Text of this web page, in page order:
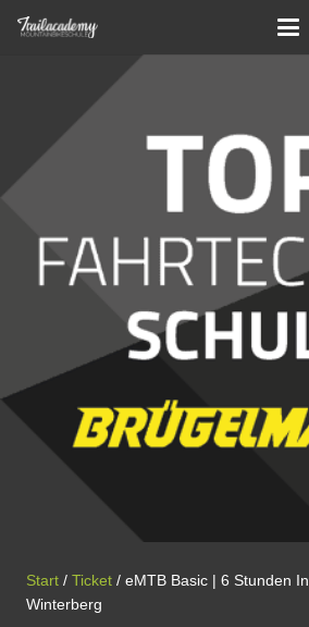
Start / Ticket / eMTB Basic | 6 Stunden
Winterberg